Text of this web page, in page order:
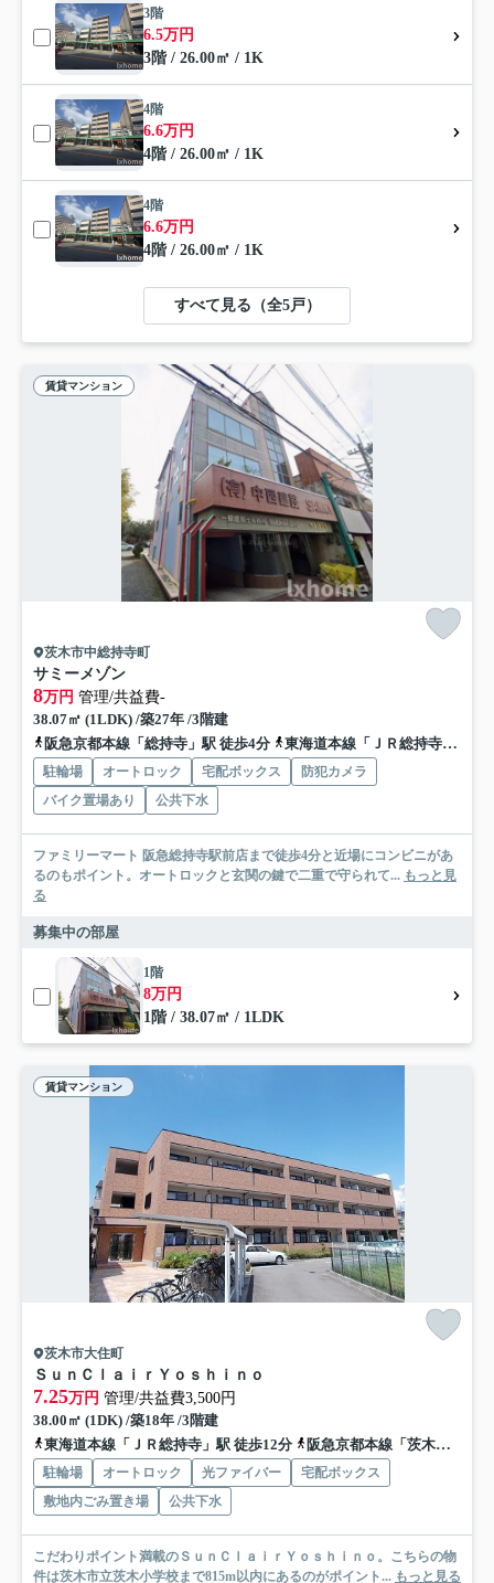
3階
6.5万円
3階 / 26.00㎡ / 1K
4階
6.6万円
4階 / 26.00㎡ / 1K
4階
6.6万円
4階 / 26.00㎡ / 1K
すべて見る（全5戸）
賃貸マンション
茨木市中総持寺町
サミーメゾン
8万円 管理/共益費-
38.07㎡ (1LDK) /築27年 /3階建
阪急京都本線「総持寺」駅 徒歩4分
東海道本線「ＪＲ総持寺」駅 徒歩13分
駐輪場 オートロック 宅配ボックス
防犯カメラ
バイク置場あり
公共下水
ファミリーマート 阪急総持寺駅前店まで徒歩4分と近場にコンビニがあ
るのもポイント。オートロックと玄関の鍵で二重で守られて... もっと見
る
募集中の部屋
1階
8万円
1階 / 38.07㎡ / 1LDK
賃貸マンション
茨木市大住町
ＳｕｎＣｌａｉｒＹｏｓｈｉｎｏ
7.25万円 管理/共益費3,500円
38.00㎡ (1DK) /築18年 /3階建
東海道本線「ＪＲ総持寺」駅 徒歩12分
阪急京都本線「茨木市」駅 徒歩14分
駐輪場 オートロック 光ファイバー
宅配ボックス
敷地内ごみ置き場
公共下水
こだわりポイント満載のＳｕｎＣｌａｉｒＹｏｓｈｉｎｏ。こちらの物
件は茨木市立茨木小学校まで815m以内にあるのがポイント... もっと見る